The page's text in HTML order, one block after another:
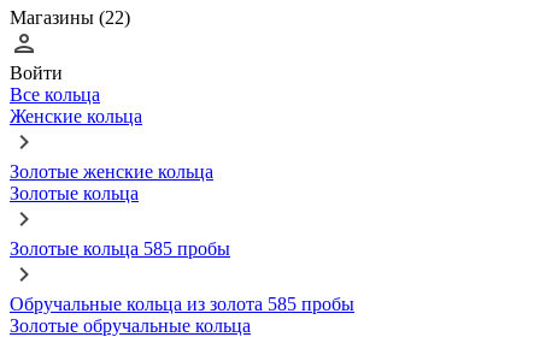
Магазины (22)
Войти
Все кольца
Женские кольца
Золотые женские кольца
Золотые кольца
Золотые кольца 585 пробы
Обручальные кольца из золота 585 пробы
Золотые обручальные кольца